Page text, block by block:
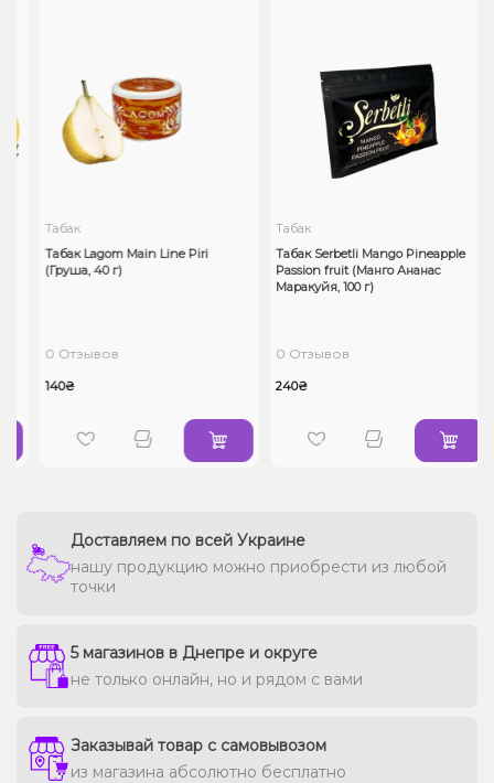
Табак
Табак Lagom Main Line Piri
(Груша, 40 г)
0 Отзывов
140₴
Табак
Табак Serbetli Mango Pineapple
Passion fruit (Манго Ананас
Маракуйя, 100 г)
0 Отзывов
240₴
Доставляем по всей Украине
нашу продукцию можно приобрести из любой
точки
5 магазинов в Днепре и округе
не только онлайн, но и рядом с вами
Заказывай товар с самовывозом
из магазина абсолютно бесплатно